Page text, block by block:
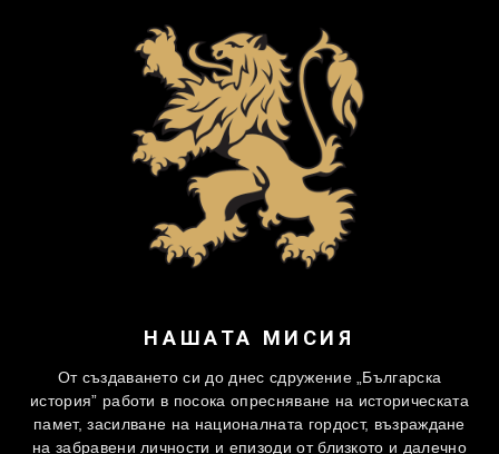
НАШАТА МИСИЯ
От създаването си до днес сдружение „Българска
история” работи в посока опресняване на историческата
памет, засилване на националната гордост, възраждане
на забравени личности и епизоди от близкото и далечно